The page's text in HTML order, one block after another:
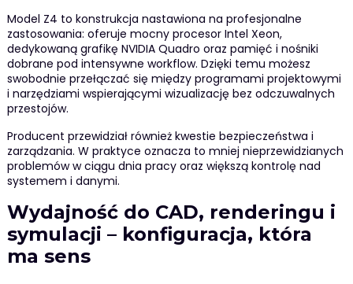
Model Z4 to konstrukcja nastawiona na profesjonalne
zastosowania: oferuje mocny procesor Intel Xeon,
dedykowaną grafikę NVIDIA Quadro oraz pamięć i nośniki
dobrane pod intensywne workflow. Dzięki temu możesz
swobodnie przełączać się między programami projektowymi
i narzędziami wspierającymi wizualizację bez odczuwalnych
przestojów.
Producent przewidział również kwestie bezpieczeństwa i
zarządzania. W praktyce oznacza to mniej nieprzewidzianych
problemów w ciągu dnia pracy oraz większą kontrolę nad
systemem i danymi.
Wydajność do CAD, renderingu i
symulacji – konfiguracja, która
ma sens